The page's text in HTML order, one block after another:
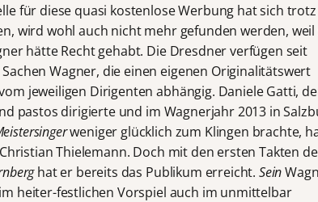
für diese quasi kostenlose Werbung hat sich trotz
wird wohl auch nicht mehr gefunden werden, weil
hätte Recht gehabt. Die Dresdner verfügen seit
Wagner, die einen eigenen Originalitätswert
jeweiligen Dirigenten abhängig. Daniele Gatti,
pastos dirigierte und im Wagnerjahr 2013 in
weniger glücklich zum Klingen brachte,
Thielemann. Doch mit den ersten Takten
hat er bereits das Publikum erreicht. Sein
heiter-festlichen Vorspiel auch im unmittelbar